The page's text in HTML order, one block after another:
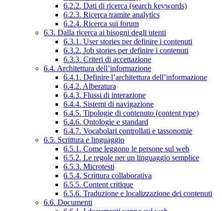
6.2.2. Dati di ricerca (search keywords)
6.2.3. Ricerca tramite analytics
6.2.4. Ricerca sui forum
6.3. Dalla ricerca ai bisogni degli utenti
6.3.1. User stories per definire i contenuti
6.3.2. Job stories per definire i contenuti
6.3.3. Criteri di accettazione
6.4. Architettura dell’informazione
6.4.1. Definire l’architettura dell’informazione
6.4.2. Alberatura
6.4.3. Flussi di interazione
6.4.4. Sistemi di navigazione
6.4.5. Tipologie di contenuto (content type)
6.4.6. Ontologie e standard
6.4.7. Vocabolari controllati e tassonomie
6.5. Scrittura e linguaggio
6.5.1. Come leggono le persone sul web
6.5.2. Le regole per un linguaggio semplice
6.5.3. Microtesti
6.5.4. Scrittura collaborativa
6.5.5. Content critique
6.5.6. Traduzione e localizzazione dei contenuti
6.6. Documenti